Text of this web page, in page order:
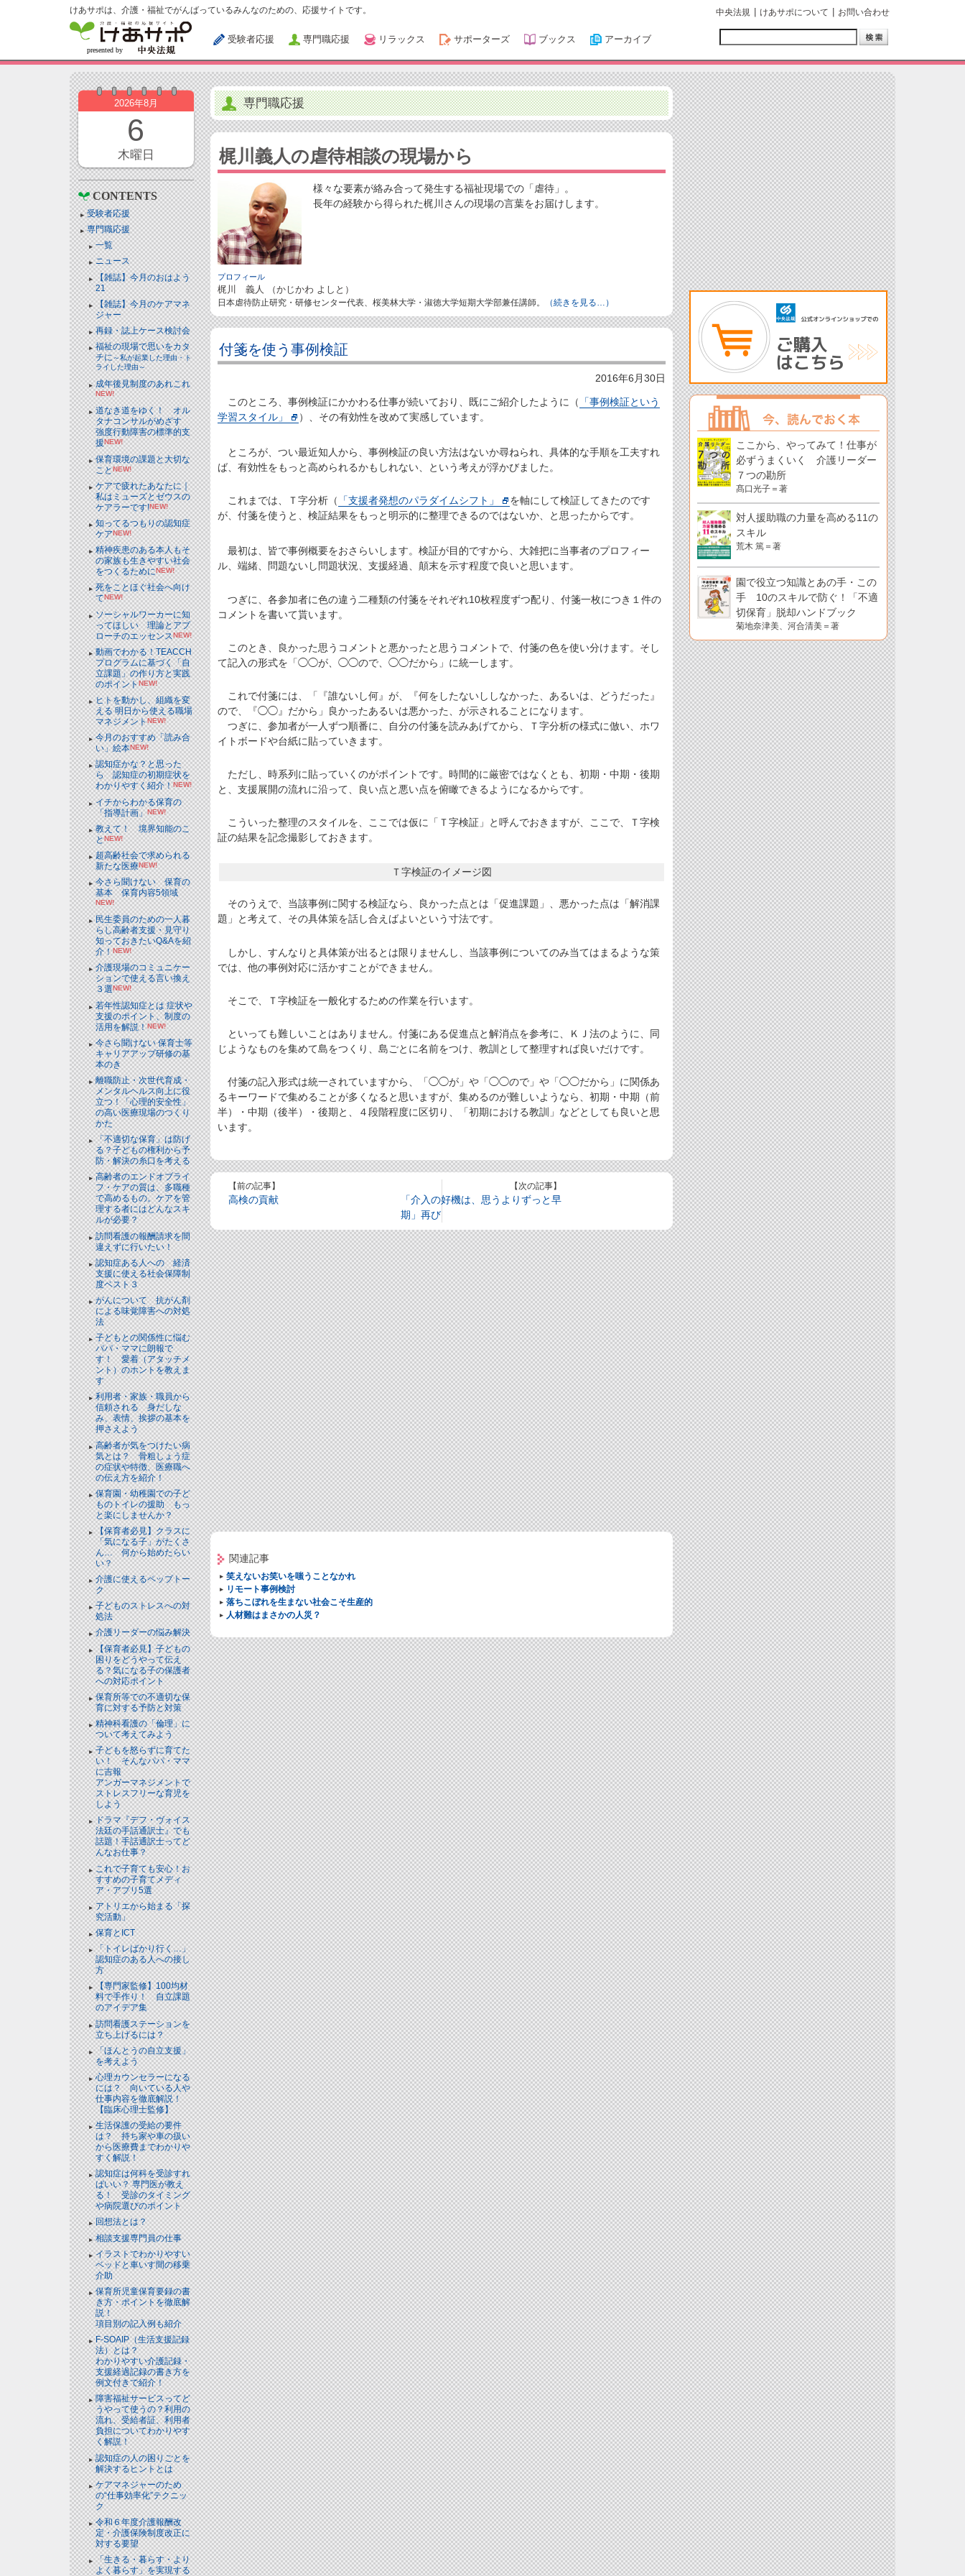
けあサポは、介護・福祉でがんばっているみんなのための、応援サイトです。
受験者応援 専門職応援 リラックス サポーターズ ブックス アーカイブ
中央法規 けあサポについて お問い合わせ
2026年8月
6
木曜日
CONTENTS
受験者応援
専門職応援
一覧
ニュース
【雑誌】今月のおはよう
21
【雑誌】今月のケアマネ
ジャー
再録・誌上ケース検討会
福祉の現場で思いをカタ
チに～私が起業した理由・ト
ライした理由～
成年後見制度のあれこれ
NEW!
道なき道をゆく！ オル
タナコンサルがめざす
強度行動障害の標準的支
援NEW!
保育環境の課題と大切な
ことNEW!
ケアで疲れたあなたに｜
私はミューズとゼウスの
ケアラーです!NEW!
知ってるつもりの認知症
ケアNEW!
精神疾患のある本人もそ
の家族も生きやすい社会
をつくるためにNEW!
死をことほぐ社会へ向け
てNEW!
ソーシャルワーカーに知
ってほしい 理論とアプ
ローチのエッセンスNEW!
動画でわかる！TEACCH
プログラムに基づく「自
立課題」の作り方と実践
のポイントNEW!
ヒトを動かし、組織を変
える 明日から使える職場
マネジメントNEW!
今月のおすすめ「読み合
い」絵本NEW!
認知症かな？と思った
ら 認知症の初期症状を
わかりやすく紹介！NEW!
イチからわかる保育の
「指導計画」NEW!
教えて！ 境界知能のこ
とNEW!
超高齢社会で求められる
新たな医療NEW!
今さら聞けない 保育の
基本 保育内容5領域
NEW!
民生委員のための一人暮
らし高齢者支援・見守り
知っておきたいQ&Aを紹
介！NEW!
介護現場のコミュニケー
ションで使える言い換え
３選NEW!
若年性認知症とは 症状や
支援のポイント、制度の
活用を解説！NEW!
今さら聞けない 保育士等
キャリアアップ研修の基
本のき
離職防止・次世代育成・
メンタルヘルス向上に役
立つ！「心理的安全性」
の高い医療現場のつくり
かた
「不適切な保育」は防げ
る？子どもの権利から予
防・解決の糸口を考える
高齢者のエンドオブライ
フ・ケアの質は、多職種
で高めるもの。ケアを管
理する者にはどんなスキ
ルが必要？
訪問看護の報酬請求を間
違えずに行いたい！
認知症ある人への 経済
支援に使える社会保障制
度ベスト３
がんについて 抗がん剤
による味覚障害への対処
法
子どもとの関係性に悩む
パパ・ママに朗報で
す！ 愛着（アタッチメ
ント）のホントを教えま
す
利用者・家族・職員から
信頼される 身だしな
み、表情、挨拶の基本を
押さえよう
高齢者が気をつけたい病
気とは？ 骨粗しょう症
の症状や特徴、医療職へ
の伝え方を紹介！
保育園・幼稚園での子ど
ものトイレの援助 もっ
と楽にしませんか？
【保育者必見】クラスに
「気になる子」がたくさ
ん… 何から始めたらい
い？
介護に使えるペップトー
ク
子どものストレスへの対
処法
介護リーダーの悩み解決
【保育者必見】子どもの
困りをどうやって伝え
る？気になる子の保護者
への対応ポイント
保育所等での不適切な保
育に対する予防と対策
精神科看護の「倫理」に
ついて考えてみよう
子どもを怒らずに育てた
い！ そんなパパ・ママ
に吉報
アンガーマネジメントで
ストレスフリーな育児を
しよう
ドラマ『デフ・ヴォイス
法廷の手話通訳士』でも
話題！手話通訳士ってど
んなお仕事？
これで子育ても安心！お
すすめの子育てメディ
ア・アプリ5選
アトリエから始まる「探
究活動」
保育とICT
「トイレばかり行く…」
認知症のある人への接し
方
【専門家監修】100均材
料で手作り！ 自立課題
のアイデア集
訪問看護ステーションを
立ち上げるには？
「ほんとうの自立支援」
を考えよう
心理カウンセラーになる
には？ 向いている人や
仕事内容を徹底解説！
【臨床心理士監修】
生活保護の受給の要件
は？ 持ち家や車の扱い
から医療費までわかりや
すく解説！
認知症は何科を受診すれ
ばいい？ 専門医が教え
る！ 受診のタイミング
や病院選びのポイント
回想法とは？
相談支援専門員の仕事
イラストでわかりやすい
ベッドと⾞いす間の移乗
介助
保育所児童保育要録の書
き方・ポイントを徹底解
説！
項目別の記入例も紹介
F-SOAIP（生活支援記録
法）とは？
わかりやすい介護記録・
支援経過記録の書き方を
例文付きで紹介！
障害福祉サービスってど
うやって使うの？利用の
流れ、受給者証、利用者
負担についてわかりやす
く解説！
認知症の人の困りごとを
解決するヒントとは
ケアマネジャーのため
の“仕事効率化”テクニッ
ク
令和６年度介護報酬改
定・介護保険制度改正に
対する要望
「生きる・暮らす・より
よく暮らす」を実現する
専門職応援
梶川義人の虐待相談の現場から
様々な要素が絡み合って発生する福祉現場での「虐待」。
長年の経験から得られた梶川さんの現場の言葉をお届けします。
プロフィール
梶川 義人 （かじかわ よしと）
日本虐待防止研究・研修センター代表、桜美林大学・淑徳大学短期大学部兼任講師。 （続きを見る…）
付箋を使う事例検証
2016年6月30日
このところ、事例検証にかかわる仕事が続いており、既にご紹介したように（ 「事例検証という
学習スタイル」
）、その有効性を改めて実感しています。
ところが、つい最近知人から、事例検証の良い方法はないか尋ねられ、具体的な手順を工夫すれ
ば、有効性をもっと高められるかもしれない、という考えが浮かびました。
これまでは、Ｔ字分析（ 「支援者発想のパラダイムシフト」
を軸にして検証してきたのです
が、付箋を使うと、検証結果をもっと明示的に整理できるのではないか、と思ったからです。
最初は、皆で事例概要をおさらいします。検証が目的ですから、大雑把に当事者のプロフィー
ル、端緒、問題ないし問題状況、支援経過、顛末を示す程度で良いと思います。
つぎに、各参加者に色の違う二種類の付箋をそれぞれ10枚程度ずつ配り、付箋一枚につき１件の
コメントを書いて貰います。
このとき、良かった思うコメントと悪かったと思うコメントで、付箋の色を使い分けます。そし
て記入の形式を「◯◯が、◯◯ので、◯◯だから」に統一します。
これで付箋には、「『誰ないし何』が、『何をしたないししなかった、あるいは、どうだった』
ので、『◯◯』だから」良かったあるいは悪かった、が示されることになります。
つぎに、参加者が一人ずつ順番に、自分の付箋を読みあげてから、Ｔ字分析の様式に倣い、ホワ
イトボードや台紙に貼っていきます。
ただし、時系列に貼っていくのがポイントです。時間的に厳密ではなくとも、初期・中期・後期
と、支援展開の流れに沿って、良い点と悪い点を俯瞰できるようになるからです。
こういった整理のスタイルを、ここでは仮に「Ｔ字検証」と呼んでおきますが、ここで、Ｔ字検
証の結果を記念撮影しておきます。
Ｔ字検証のイメージ図
そのうえで、当該事例に関する検証なら、良かった点とは「促進課題」、悪かった点は「解消課
題」と考えて、その具体策を話し合えばよいという寸法です。
しかし、すんなりと具体策が出るとは限りませんし、当該事例についてのみ当てはまるような策
では、他の事例対応に活かすことができません。
そこで、Ｔ字検証を一般化するための作業を行います。
といっても難しいことはありません。付箋にある促進点と解消点を参考に、ＫＪ法のように、同
じようなものを集めて島をつくり、島ごとに名前をつけ、教訓として整理すれば良いだけです。
付箋の記入形式は統一されていますから、「◯◯が」や「◯◯ので」や「◯◯だから」に関係あ
るキーワードで集めることが多くなると思いますが、集めるのが難しいようなら、初期・中期（前
半）・中期（後半）・後期と、４段階程度に区切り、「初期における教訓」などとしても良いと思
います。
【前の記事】
高検の貢献
【次の記事】
「介入の好機は、思うよりずっと早
期」再び
関連記事
笑えないお笑いを嗤うことなかれ
リモート事例検討
落ちこぼれを生まない社会こそ生産的
人材難はまさかの人災？
ここから、やってみて！仕事が
必ずうまくいく 介護リーダー
７つの勘所
髙口光子＝著
対人援助職の力量を高める11の
スキル
荒木 篤＝著
園で役立つ知識とあの手・この
手 10のスキルで防ぐ！「不適
切保育」脱却ハンドブック
菊地奈津美、河合清美＝著